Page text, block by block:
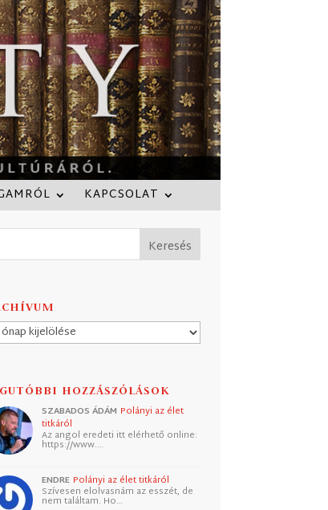
KAPCSOLAT
HOZZÁSZÓLÁSOK
SZABADOS ÁDÁM Polányi az élet
titkáról
Az angol eredeti itt elérhető online:
https://www.…
ENDRE Polányi az élet titkáról
Szívesen elolvasnám az esszét, de
nem találtam. Ho…